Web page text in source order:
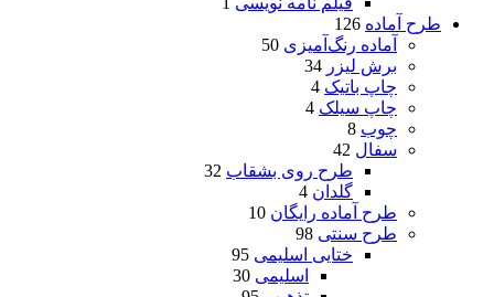
طرح آماده 126
آماده رنگ‌آمیزی 50
برش لیزر 34
چاپ باتیک 4
چاپ سیلک 4
چوب 8
سفال 42
طرح روی بشقاب 32
گلدان 4
طرح آماده رایگان 10
طرح سنتی 98
ختایی اسلیمی 95
اسلیمی 30